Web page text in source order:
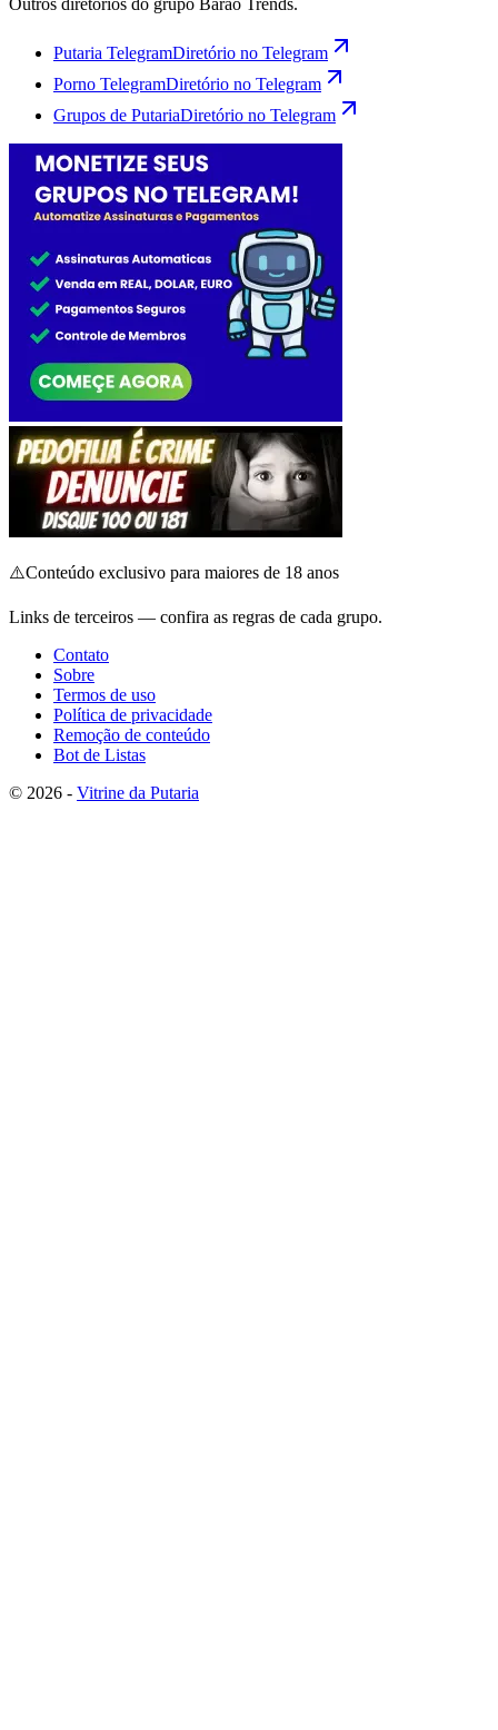
Putaria TelegramDiretório no Telegram
Porno TelegramDiretório no Telegram
Grupos de PutariaDiretório no Telegram
⚠️Conteúdo exclusivo para maiores de 18 anos
Links de terceiros — confira as regras de cada grupo.
Contato
Sobre
Termos de uso
Política de privacidade
Remoção de conteúdo
Bot de Listas
© 2026 - Vitrine da Putaria